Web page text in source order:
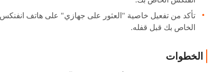
تأكد من تفعيل خاصية "العثور على جهازي" على هاتف انفنكس
الخاص بك قبل قفله.
الخطوات